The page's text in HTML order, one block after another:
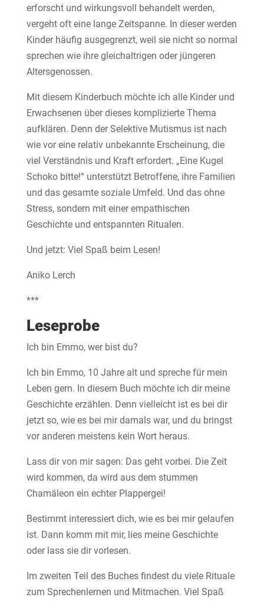
erforscht und wirkungsvoll behandelt werden,
vergeht oft eine lange Zeitspanne. In dieser werden
Kinder häufig ausgegrenzt, weil sie nicht so normal
sprechen wie ihre gleichaltrigen oder jüngeren
Altersgenossen.
Mit diesem Kinderbuch möchte ich alle Kinder und
Erwachsenen über dieses komplizierte Thema
aufklären. Denn der Selektive Mutismus ist nach
wie vor eine relativ unbekannte Erscheinung, die
viel Verständnis und Kraft erfordert. „Eine Kugel
Schoko bitte!“ unterstützt Betroffene, ihre Familien
und das gesamte soziale Umfeld. Und das ohne
Stress, sondern mit einer empathischen
Geschichte und entspannten Ritualen.
Und jetzt: Viel Spaß beim Lesen!
Aniko Lerch
***
Leseprobe
Ich bin Emmo, wer bist du?
Ich bin Emmo, 10 Jahre alt und spreche für mein
Leben gern. In diesem Buch möchte ich dir meine
Geschichte erzählen. Denn vielleicht ist es bei dir
jetzt so, wie es bei mir damals war, und du bringst
vor anderen meistens kein Wort heraus.
Lass dir von mir sagen: Das geht vorbei. Die Zeit
wird kommen, da wird aus dem stummen
Chamäleon ein echter Plappergei!
Bestimmt interessiert dich, wie es bei mir gelaufen
ist. Dann komm mit mir, lies meine Geschichte
oder lass sie dir vorlesen.
Im zweiten Teil des Buches findest du viele Rituale
zum Sprechenlernen und Mitmachen. Viel Spaß